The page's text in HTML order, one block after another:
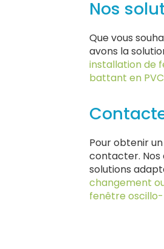
Nos
Que vous
avons la
installation de
battant en
Pour obtenir un
contacter. Nos
solutions
changement
fenêtre